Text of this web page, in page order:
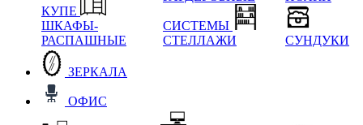
КУПЕ
ШКАФЫ-
РАСПАШНЫЕ
СИСТЕМЫ
СТЕЛЛАЖИ
СУНДУКИ
ЗЕРКАЛА
ОФИС